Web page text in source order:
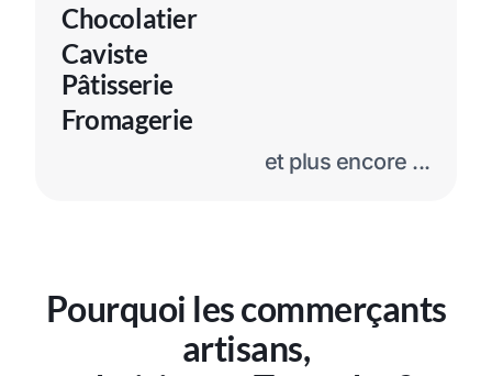
et plus encore ...
Chocolatier
Caviste
Pâtisserie
Fromagerie
Pourquoi les commerçants
artisans,